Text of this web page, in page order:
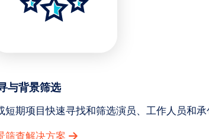
与背景筛选
短期项目快速寻找和筛选演员、工作人员和
筛查解决方案